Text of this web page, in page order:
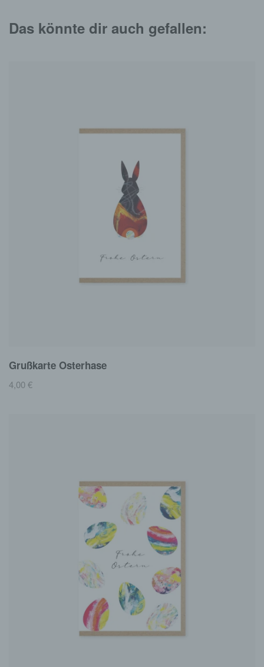
Das könnte dir auch gefallen:
Grußkarte Osterhase
4,00€